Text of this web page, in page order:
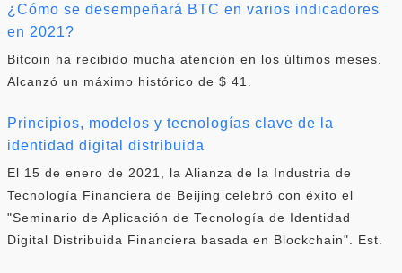
¿Cómo se desempeñará BTC en varios indicadores
en 2021?
Bitcoin ha recibido mucha atención en los últimos meses.
Alcanzó un máximo histórico de $ 41.
Principios, modelos y tecnologías clave de la
identidad digital distribuida
El 15 de enero de 2021, la Alianza de la Industria de
Tecnología Financiera de Beijing celebró con éxito el
"Seminario de Aplicación de Tecnología de Identidad
Digital Distribuida Financiera basada en Blockchain". Est.